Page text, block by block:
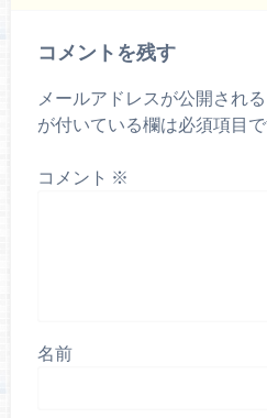
コメントを残す
メールアドレスが公開され
が付いている欄は必須項目
コメント ※
名前